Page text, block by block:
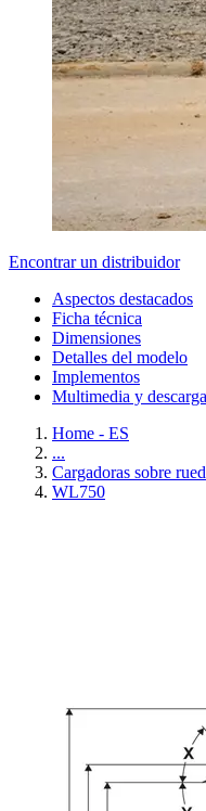
Encontrar un distribuidor
Aspectos destacados
Ficha técnica
Dimensiones
Detalles del modelo
Implementos
Multimedia y
Home - ES
...
Cargadoras sobre
WL750